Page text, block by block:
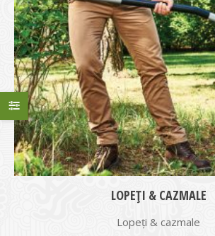
LOPEȚI & CAZMALE
Lopeți & cazmale